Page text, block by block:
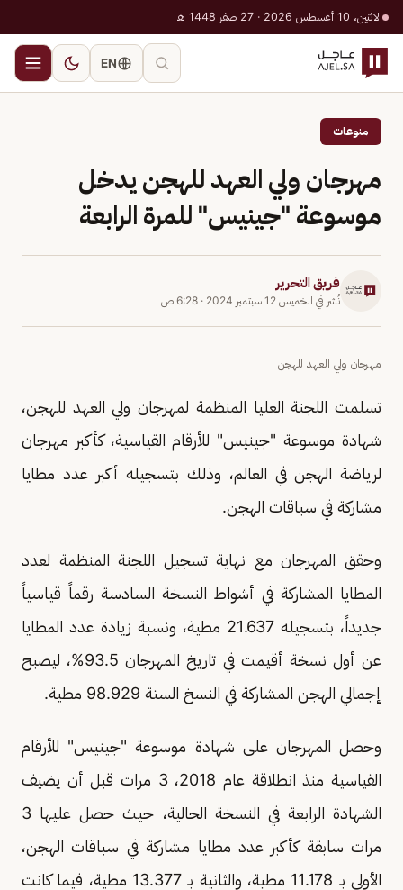
الاثنين، 10 أغسطس 2026 · 27 صفر 1448 هـ
EN
منوعات
مهرجان ولي العهد للهجن يدخل
موسوعة "جينيس" للمرة الرابعة
فريق التحرير
نُشر في الخميس 12 سبتمبر 2024 · 6:28 ص
مهرجان ولي العهد للهجن
تسلمت اللجنة العليا المنظمة لمهرجان ولي العهد للهجن،
شهادة موسوعة "جينيس" للأرقام القياسية، كأكبر مهرجان
لرياضة الهجن في العالم، وذلك بتسجيله أكبر عدد مطايا
مشاركة في سباقات الهجن.
وحقق المهرجان مع نهاية تسجيل اللجنة المنظمة لعدد
المطايا المشاركة في أشواط النسخة السادسة رقماً قياسياً
جديداً، بتسجيله 21.637 مطية، ونسبة زيادة عدد المطايا
عن أول نسخة أقيمت في تاريخ المهرجان 93.5%، ليصبح
إجمالي الهجن المشاركة في النسخ الستة 98.929 مطية.
وحصل المهرجان على شهادة موسوعة "جينيس" للأرقام
القياسية منذ انطلاقة عام 2018، 3 مرات قبل أن يضيف
الشهادة الرابعة في النسخة الحالية، حيث حصل عليها 3
مرات سابقة كأكبر عدد مطايا مشاركة في سباقات الهجن،
الأولى بـ 11.178 مطية، والثانية بـ 13.377 مطية، فيما كانت